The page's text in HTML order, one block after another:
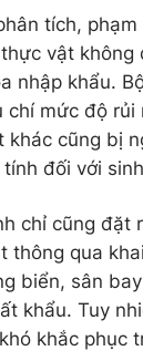
tích,
vật
nhập khẩu.
mức độ
khác cũng bị
đối với
chỉ cũng đặt
thông qua
biển, sân
khẩu. Tuy
khắc phục